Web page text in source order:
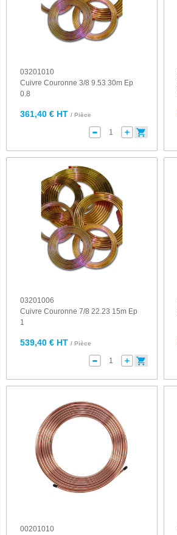
03201010
Cuivre Couronne 3/8 9.53 30m Ep
0.8
361,40 € HT / Pièce
03201006
Cuivre Couronne 7/8 22.23 15m Ep
1
539,40 € HT / Pièce
00201010